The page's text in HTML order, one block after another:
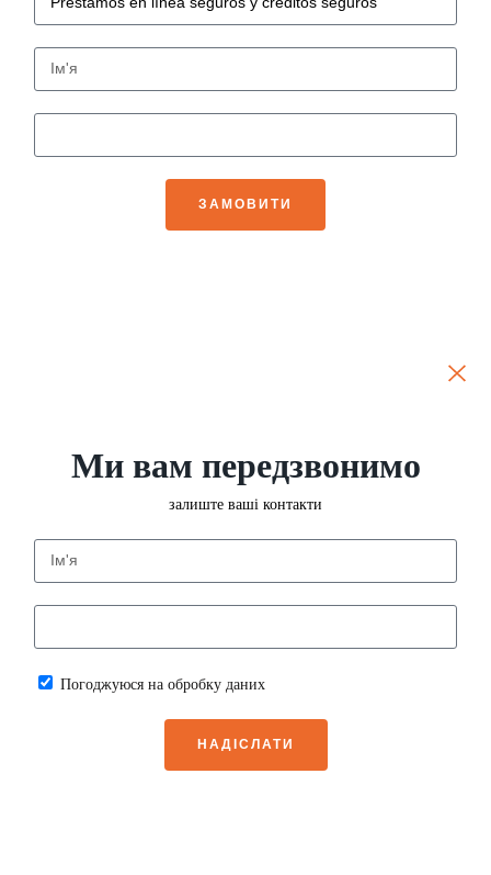
ЗАМОВИТИ
Ми вам передзвонимо
залиште ваші контакти
Погоджуюся на обробку даних
НАДІСЛАТИ